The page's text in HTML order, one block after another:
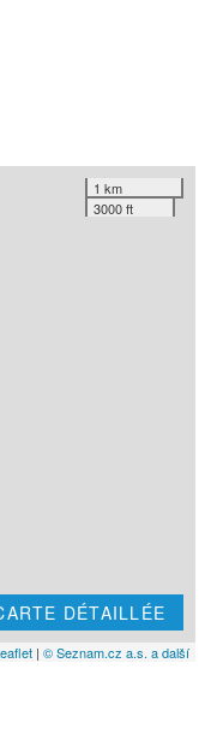
1 km
3000 ft
DÉTAILLÉE
| © Seznam.cz a.s. a další